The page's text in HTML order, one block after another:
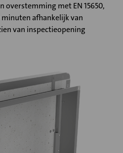
overstemming met EN 15650,
afhankelijk van
van inspectieopening